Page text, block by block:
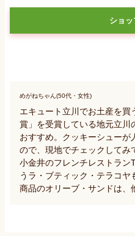
ショ
めがねちゃん(50代・女性)
エキュート立川でお土産を
賞」を受賞している地元立川
おすすめ。クッキーシュー
ので、現地でチェックしてみ
小金井のフレンチレストラン
うラ・ブティック・テラコヤ
商品のオリーブ・サンドは、